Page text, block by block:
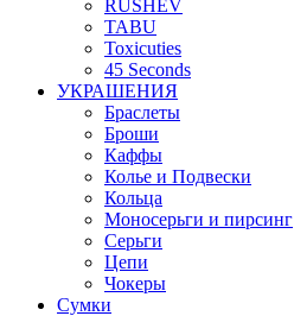
RUSHEV
TABU
Toxicuties
45 Seconds
УКРАШЕНИЯ
Браслеты
Броши
Каффы
Колье и Подвески
Кольца
Моносерьги и пирсинг
Серьги
Цепи
Чокеры
Сумки